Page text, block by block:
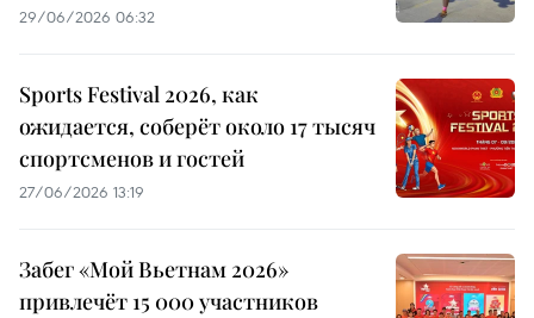
29/06/2026 06:32
Sports Festival 2026, как
ожидается, соберёт около 17 тысяч
спортсменов и гостей
27/06/2026 13:19
Забег «Мой Вьетнам 2026»
привлечёт 15 000 участников